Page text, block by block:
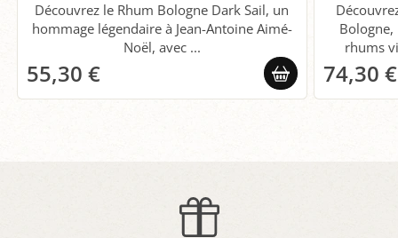
Découvrez le Rhum Bologne Dark Sail, un
hommage légendaire à Jean-Antoine Aimé-
Noël, avec ...
55,30 €
Bologne,
rhums
74,30 €